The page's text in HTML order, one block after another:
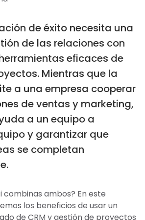
de éxito necesita una
de las relaciones con
eficaces de
Mientras que la
a una empresa cooperar
de ventas y marketing,
a un equipo a
y garantizar que
se completan
combinas ambos? En este
los beneficios de usar un
de CRM y gestión de proyectos